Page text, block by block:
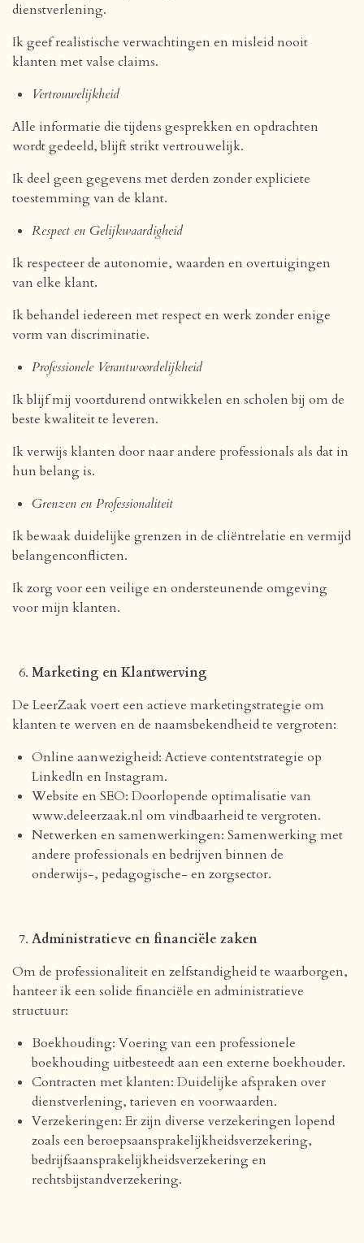
dienstverlening.
Ik geef realistische verwachtingen en misleid nooit
klanten met valse claims.
Vertrouwelijkheid
Alle informatie die tijdens gesprekken en opdrachten
wordt gedeeld, blijft strikt vertrouwelijk.
Ik deel geen gegevens met derden zonder expliciete
toestemming van de klant.
Respect en Gelijkwaardigheid
Ik respecteer de autonomie, waarden en overtuigingen
van elke klant.
Ik behandel iedereen met respect en werk zonder enige
vorm van discriminatie.
Professionele Verantwoordelijkheid
Ik blijf mij voortdurend ontwikkelen en scholen bij om de
beste kwaliteit te leveren.
Ik verwijs klanten door naar andere professionals als dat in
hun belang is.
Grenzen en Professionaliteit
Ik bewaak duidelijke grenzen in de cliëntrelatie en vermijd
belangenconflicten.
Ik zorg voor een veilige en ondersteunende omgeving
voor mijn klanten.
Marketing en Klantwerving
De LeerZaak voert een actieve marketingstrategie om
klanten te werven en de naamsbekendheid te vergroten:
Online aanwezigheid: Actieve contentstrategie op
LinkedIn en Instagram.
Website en SEO: Doorlopende optimalisatie van
www.deleerzaak.nl om vindbaarheid te vergroten.
Netwerken en samenwerkingen: Samenwerking met
andere professionals en bedrijven binnen de
onderwijs-, pedagogische- en zorgsector.
Administratieve en financiële zaken
Om de professionaliteit en zelfstandigheid te waarborgen,
hanteer ik een solide financiële en administratieve
structuur:
Boekhouding: Voering van een professionele
boekhouding uitbesteedt aan een externe boekhouder.
Contracten met klanten: Duidelijke afspraken over
dienstverlening, tarieven en voorwaarden.
Verzekeringen: Er zijn diverse verzekeringen lopend
zoals een beroepsaansprakelijkheidsverzekering,
bedrijfsaansprakelijkheidsverzekering en
rechtsbijstandverzekering.